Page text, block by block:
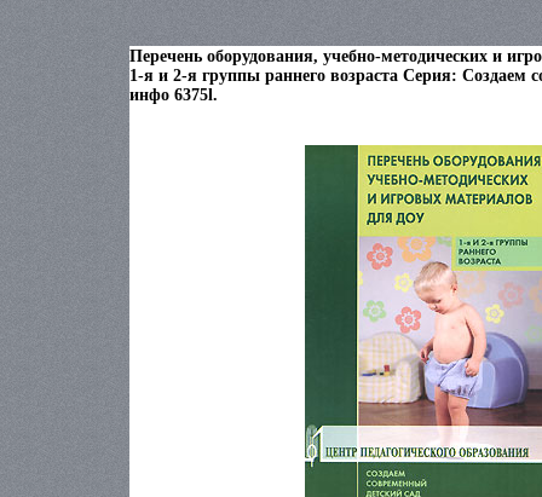
Перечень оборудования, учебно-методических и
1-я и 2-я группы раннего возраста Серия: Создаем
инфо 6375l.